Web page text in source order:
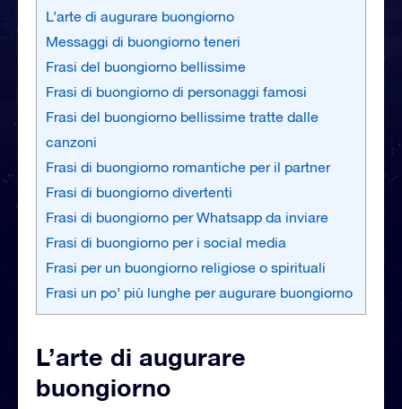
L’arte di augurare buongiorno
Messaggi di buongiorno teneri
Frasi del buongiorno bellissime
Frasi di buongiorno di personaggi famosi
Frasi del buongiorno bellissime tratte dalle
canzoni
Frasi di buongiorno romantiche per il partner
Frasi di buongiorno divertenti
Frasi di buongiorno per Whatsapp da inviare
Frasi di buongiorno per i social media
Frasi per un buongiorno religiose o spirituali
Frasi un po’ più lunghe per augurare buongiorno
L’arte di augurare
buongiorno